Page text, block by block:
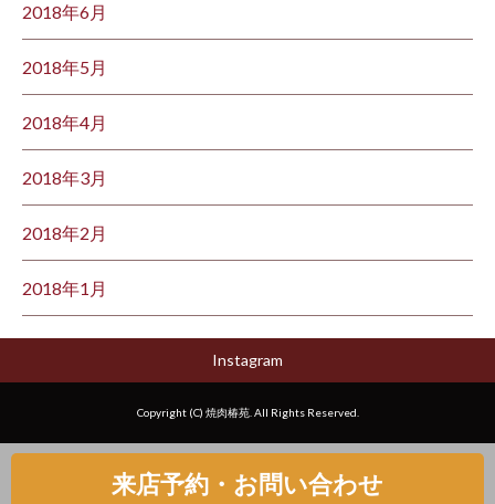
2018年6月
2018年5月
2018年4月
2018年3月
2018年2月
2018年1月
Instagram
Copyright (C) 焼肉椿苑. All Rights Reserved.
来店予約・お問い合わせ